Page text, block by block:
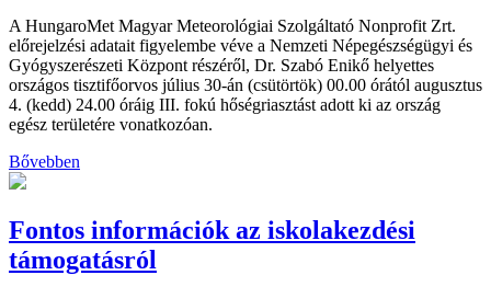
A HungaroMet Magyar Meteorológiai Szolgáltató Nonprofit Zrt.
előrejelzési adatait figyelembe véve a Nemzeti Népegészségügyi és
Gyógyszerészeti Központ részéről, Dr. Szabó Enikő helyettes
országos tisztifőorvos július 30-án (csütörtök) 00.00 órától augusztus
4. (kedd) 24.00 óráig III. fokú hőségriasztást adott ki az ország
egész területére vonatkozóan.
Bővebben
Fontos információk az iskolakezdési
támogatásról